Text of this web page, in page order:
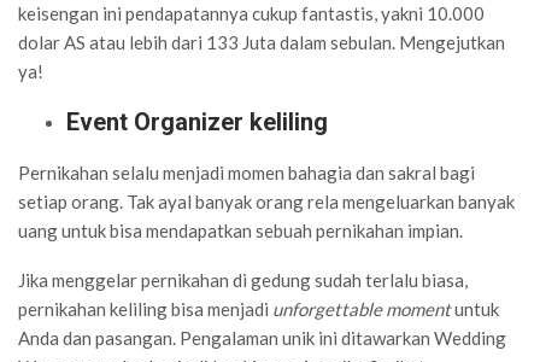
keisengan ini pendapatannya cukup fantastis, yakni 10.000
dolar AS atau lebih dari 133 Juta dalam sebulan. Mengejutkan
ya!
Event Organizer keliling
Pernikahan selalu menjadi momen bahagia dan sakral bagi
setiap orang. Tak ayal banyak orang rela mengeluarkan banyak
uang untuk bisa mendapatkan sebuah pernikahan impian.
Jika menggelar pernikahan di gedung sudah terlalu biasa,
pernikahan keliling bisa menjadi unforgettable momentuntuk
Anda dan pasangan. Pengalaman unik ini ditawarkan Wedding